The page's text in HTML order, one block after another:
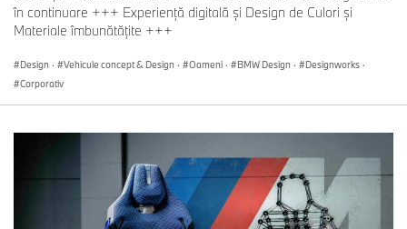
în continuare +++ Experienţă digitală şi Design de Culori şi
Materiale îmbunătăţite +++
Design · Vehicule concept & Design · Oameni · BMW Design · Designworks ·
Corporativ